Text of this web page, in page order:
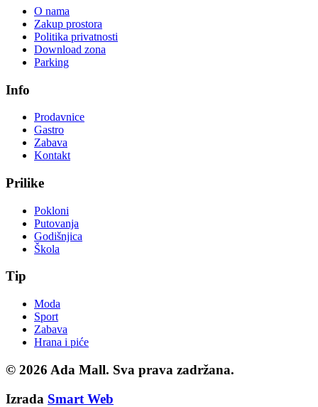
O nama
Zakup prostora
Politika privatnosti
Download zona
Parking
Info
Prodavnice
Gastro
Zabava
Kontakt
Prilike
Pokloni
Putovanja
Godišnjica
Škola
Tip
Moda
Sport
Zabava
Hrana i piće
© 2026 Ada Mall. Sva prava zadržana.
Izrada Smart Web